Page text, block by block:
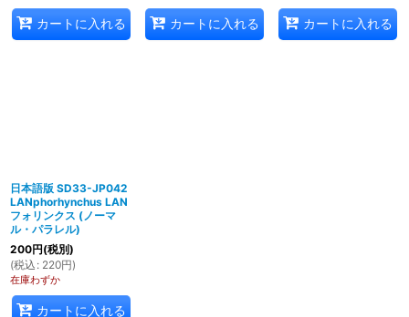
カートに入れる カートに入れる カートに入れる
日本語版 SD33-JP042
LANphorhynchus LAN
フォリンクス (ノーマ
ル・パラレル)
200円(税別)
(税込 : 220円)
在庫わずか
カートに入れる